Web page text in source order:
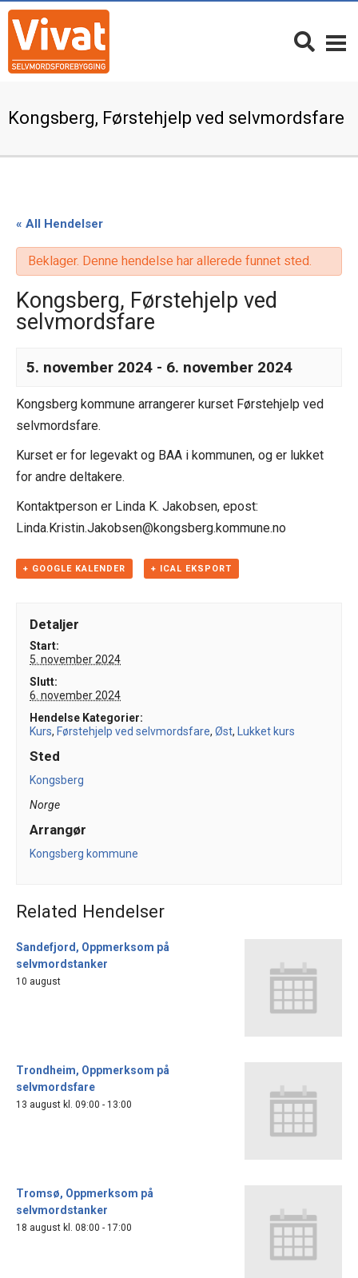
Kongsberg, Førstehjelp ved selvmordsfare
« All Hendelser
Beklager. Denne hendelse har allerede funnet sted.
Kongsberg, Førstehjelp ved
selvmordsfare
5. november 2024 - 6. november 2024
Kongsberg kommune arrangerer kurset Førstehjelp ved
selvmordsfare.
Kurset er for legevakt og BAA i kommunen, og er lukket
for andre deltakere.
Kontaktperson er Linda K. Jakobsen, epost:
Linda.Kristin.Jakobsen@kongsberg.kommune.no
+ GOOGLE KALENDER + ICAL EKSPORT
Detaljer
Start:
5. november 2024
Slutt:
6. november 2024
Hendelse Kategorier:
Kurs, Førstehjelp ved selvmordsfare,Øst, Lukket kurs
Sted
Kongsberg
Norge
Arrangør
Kongsberg kommune
Related Hendelser
Sandefjord, Oppmerksom på
selvmordstanker
10 august
Trondheim, Oppmerksom på
selvmordsfare
13 august kl. 09:00 - 13:00
Tromsø, Oppmerksom på
selvmordstanker
18 august kl. 08:00 - 17:00